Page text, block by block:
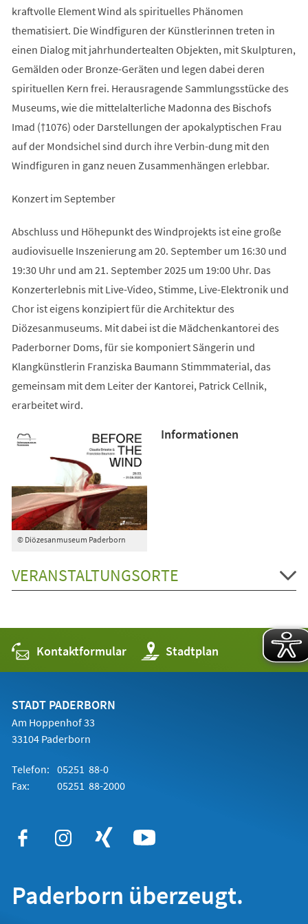
kraftvolle Element Wind als spirituelles Phänomen
thematisiert. Die Windfiguren der Künstlerinnen treten in
einen Dialog mit jahrhundertealten Objekten, mit Skulpturen,
Gemälden oder Bronze-Geräten und legen dabei deren
spirituellen Kern frei. Herausragende Sammlungsstücke des
Museums, wie die mittelalterliche Madonna des Bischofs
Imad (†1076) oder Darstellungen der apokalyptischen Frau
auf der Mondsichel sind durch ihre Verbin-dung mit den
Windfiguren in ganz neuen Zusammenhängen erlebbar.
Konzert im September
Abschluss und Höhepunkt des Windprojekts ist eine große
audiovisuelle Inszenierung am 20. September um 16:30 und
19:30 Uhr und am 21. September 2025 um 19:00 Uhr. Das
Konzerterlebnis mit Live-Video, Stimme, Live-Elektronik und
Chor ist eigens konzipiert für die Architektur des
Diözesanmuseums. Mit dabei ist die Mädchenkantorei des
Paderborner Doms, für sie komponiert Sängerin und
Klangkünstlerin Franziska Baumann Stimmmaterial, das
gemeinsam mit dem Leiter der Kantorei, Patrick Cellnik,
erarbeitet wird.
© Diözesanmuseum Paderborn
Informationen
VERANSTALTUNGSORTE
Kontaktformular Stadtplan
(Öffnet
in
einem
STADT PADERBORN
Am Hoppenhof 33
33104 Paderborn
Telefon: 05251 88-0
Fax:
05251 88-2000
Paderborn überzeugt.